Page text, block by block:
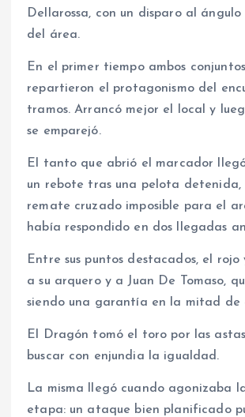
Dellarossa, con un disparo al
del área.
En el primer tiempo ambos
repartieron el protagonismo del
tramos. Arrancó mejor el local y
se emparejó.
El tanto que abrió el marcador
un rebote tras una pelota detenida,
remate cruzado imposible para el
había respondido en dos llegadas
Entre sus puntos destacados, el
a su arquero y a Juan De Tomaso,
siendo una garantía en la mitad de
El Dragón tomó el toro por las
buscar con enjundia la igualdad.
La misma llegó cuando agonizaba
etapa: un ataque bien planificado